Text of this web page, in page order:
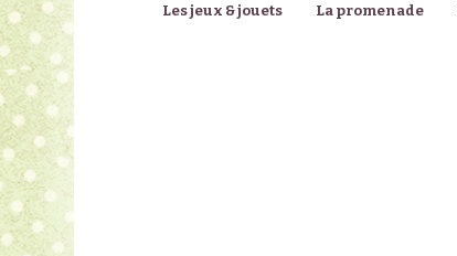
Les jeux & jouets La promenade